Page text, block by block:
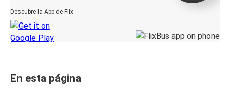
Descubre la App de Flix
En esta página